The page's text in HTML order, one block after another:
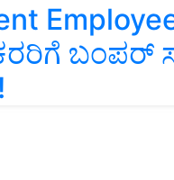
ಬಂಪರ್‌